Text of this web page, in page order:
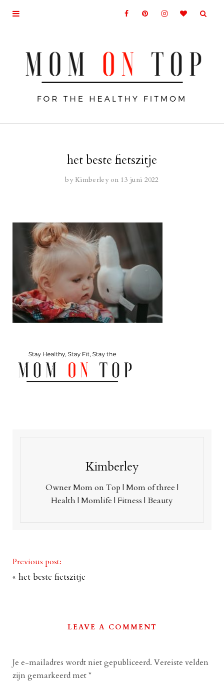
het beste fietszitje
by Kimberley on 13 juni 2022
Kimberley
Owner Mom on Top | Mom of three |
Health | Momlife | Fitness | Beauty
Previous post:
« het beste fietszitje
LEAVE A COMMENT
Je e-mailadres wordt niet gepubliceerd. Vereiste velden
zijn gemarkeerd met*